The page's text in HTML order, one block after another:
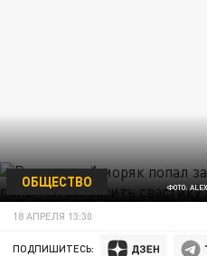
ФОТО:
ОБЩЕСТВО
18 АПРЕЛЯ 13:30
ПОДПИШИТЕСЬ: